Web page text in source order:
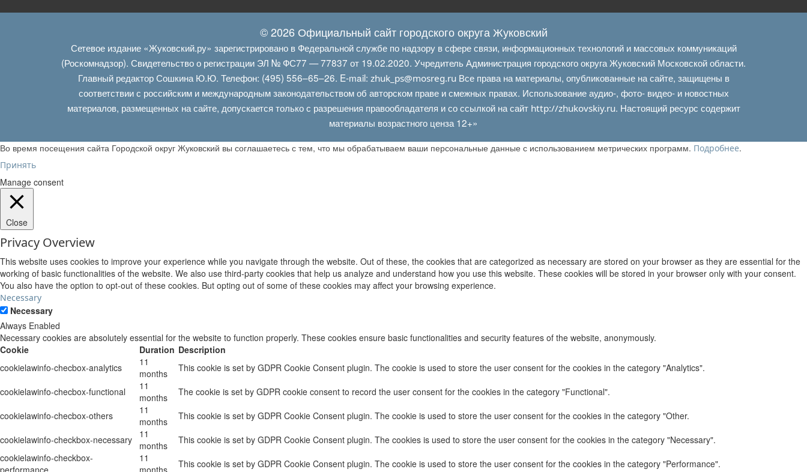
© 2026 Официальный сайт городского округа Жуковский
Сетевое издание «Жуковский.ру» зарегистрировано в Федеральной службе по надзору в сфере связи, информационных технологий и массовых коммуникаций
(Роскомнадзор). Свидетельство о регистрации ЭЛ № ФС77 — 77837 от 19.02.2020. Учредитель Администрация городского округа Жуковский Московской области.
Главный редактор Сошкина Ю.Ю. Телефон: (495) 556–65–26. E‑mail: zhuk_ps@mosreg.ruВсе права на материалы, опубликованные на сайте, защищены в
соответствии с российским и международным законодательством об авторском праве и смежных правах. Использование аудио-, фото- видео- и новостных
материалов, размещенных на сайте, допускается только с разрешения правообладателя и со ссылкой на сайт http://zhukovskiy.ru. Настоящий ресурс содержит
материалы возрастного ценза 12+»
Во время посещения сайта Городской округ Жуковский вы соглашаетесь с тем, что мы обрабатываем ваши персональные данные с использованием метрических программ. Подробнее.
Принять
Manage consent
Close
Privacy Overview
This website uses cookies to improve your experience while you navigate through the website. Out of these, the cookies that are categorized as necessary are stored on your browser as they are essential for the
working of basic functionalities of the website. We also use third-party cookies that help us analyze and understand how you use this website. These cookies will be stored in your browser only with your consent.
You also have the option to opt-out of these cookies. But opting out of some of these cookies may affect your browsing experience.
Necessary
Necessary
Always Enabled
Necessary cookies are absolutely essential for the website to function properly. These cookies ensure basic functionalities and security features of the website, anonymously.
Cookie
Duration Description
cookielawinfo-checbox-analytics
11
months
This cookie is set by GDPR Cookie Consent plugin. The cookie is used to store the user consent for the cookies in the category "Analytics".
cookielawinfo-checbox-functional
11
months
The cookie is set by GDPR cookie consent to record the user consent for the cookies in the category "Functional".
cookielawinfo-checbox-others
11
months
This cookie is set by GDPR Cookie Consent plugin. The cookie is used to store the user consent for the cookies in the category "Other.
cookielawinfo-checkbox-necessary
11
months
This cookie is set by GDPR Cookie Consent plugin. The cookies is used to store the user consent for the cookies in the category "Necessary".
cookielawinfo-checkbox-
11
This cookie is set by GDPR Cookie Consent plugin. The cookie is used to store the user consent for the cookies in the category "Performance".